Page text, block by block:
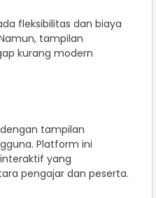
fleksibilitas dan biaya
tampilan
kurang modern
tampilan
Platform ini
yang
pengajar dan peserta.